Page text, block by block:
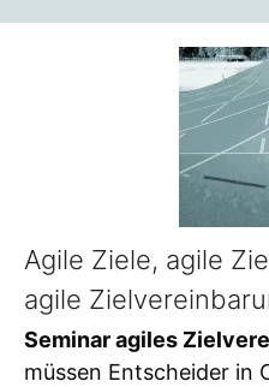
Agile Ziele, agile
agile
Seminar agiles
müssen Entscheider in